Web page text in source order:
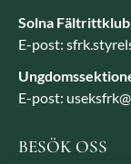
Solna
E-post:
E-post:
BESÖK OSS